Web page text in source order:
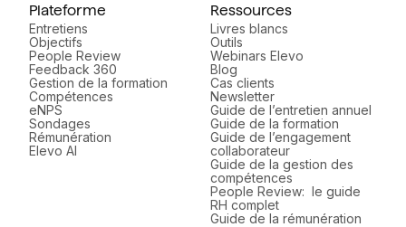
Plateforme
Entretiens
Objectifs
People Review
Feedback 360
Gestion de la formation
Compétences
eNPS
Sondages
Rémunération
Elevo AI
Ressources
Livres blancs
Outils
Webinars Elevo
Blog
Cas clients
Newsletter
Guide de l’entretien annuel
Guide de la formation
Guide de l’engagement
collaborateur
Guide de la gestion des
compétences
People Review: le guide
RH complet
Guide de la rémunération